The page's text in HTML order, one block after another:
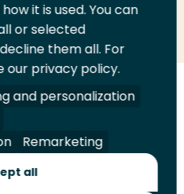
Print
deze
pagina
A-Z Index
Contact
it is used. You can
or selected
them all. For
our privacy policy.
and personalization
Remarketing
all